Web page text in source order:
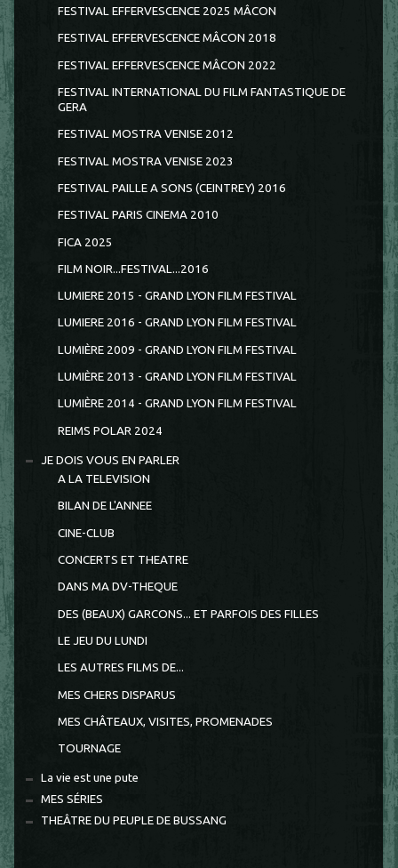
FESTIVAL EFFERVESCENCE 2025 MÂCON
FESTIVAL EFFERVESCENCE MÂCON 2018
FESTIVAL EFFERVESCENCE MÂCON 2022
FESTIVAL INTERNATIONAL DU FILM FANTASTIQUE DE
GERA
FESTIVAL MOSTRA VENISE 2012
FESTIVAL MOSTRA VENISE 2023
FESTIVAL PAILLE A SONS (CEINTREY) 2016
FESTIVAL PARIS CINEMA 2010
FICA 2025
FILM NOIR...FESTIVAL...2016
LUMIERE 2015 - GRAND LYON FILM FESTIVAL
LUMIERE 2016 - GRAND LYON FILM FESTIVAL
LUMIÈRE 2009 - GRAND LYON FILM FESTIVAL
LUMIÈRE 2013 - GRAND LYON FILM FESTIVAL
LUMIÈRE 2014 - GRAND LYON FILM FESTIVAL
REIMS POLAR 2024
JE DOIS VOUS EN PARLER
A LA TELEVISION
BILAN DE L'ANNEE
CINE-CLUB
CONCERTS ET THEATRE
DANS MA DV-THEQUE
DES (BEAUX) GARCONS... ET PARFOIS DES FILLES
LE JEU DU LUNDI
LES AUTRES FILMS DE...
MES CHERS DISPARUS
MES CHÂTEAUX, VISITES, PROMENADES
TOURNAGE
La vie est une pute
MES SÉRIES
THEÂTRE DU PEUPLE DE BUSSANG